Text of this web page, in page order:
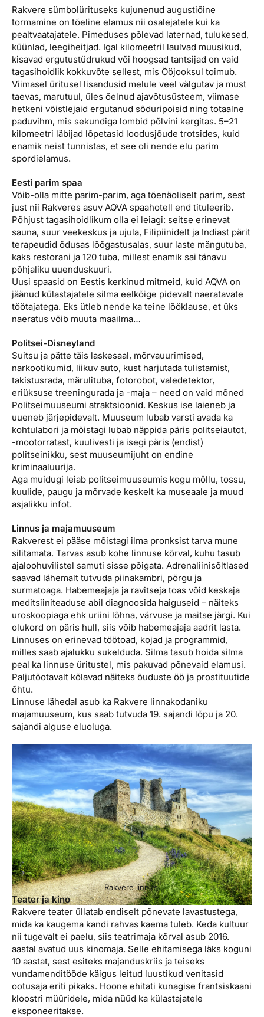
Rakvere sümbolürituseks kujunenud augustiöine
tormamine on tõeline elamus nii osalejatele kui ka
pealtvaatajatele. Pimeduses põlevad laternad, tulukesed,
küünlad, leegiheitjad. Igal kilomeetril laulvad muusikud,
kisavad ergutustüdrukud või hoogsad tantsijad on vaid
tagasihoidlik kokkuvõte sellest, mis Ööjooksul toimub.
Viimasel üritusel lisandusid melule veel välgutav ja must
taevas, marutuul, üles öelnud ajavõtusüsteem, viimase
hetkeni võistlejaid ergutanud sõduripoisid ning totaalne
paduvihm, mis sekundiga lombid põlvini kergitas. 5–21
kilomeetri läbijad lõpetasid loodusjõude trotsides, kuid
enamik neist tunnistas, et see oli nende elu parim
spordielamus.
Eesti parim spaa
Võib-olla mitte parim-parim, aga tõenäoliselt parim, sest
just nii Rakveres asuv AQVA spaahotell end tituleerib.
Põhjust tagasihoidlikum olla ei leiagi: seitse erinevat
sauna, suur veekeskus ja ujula, Filipiinidelt ja Indiast pärit
terapeudid õdusas lõõgastusalas, suur laste mängutuba,
kaks restorani ja 120 tuba, millest enamik sai tänavu
põhjaliku uuenduskuuri.
Uusi spaasid on Eestis kerkinud mitmeid, kuid AQVA on
jäänud külastajatele silma eelkõige pidevalt naeratavate
töötajatega. Eks ütleb nende ka teine lööklause, et üks
naeratus võib muuta maailma…
Politsei-Disneyland
Suitsu ja pätte täis laskesaal, mõrvauurimised,
narkootikumid, liikuv auto, kust harjutada tulistamist,
takistusrada, märulituba, fotorobot, valedetektor,
eriüksuse treeningurada ja -maja – need on vaid mõned
Politseimuuseumi atraktsioonid. Keskus ise laieneb ja
uueneb järjepidevalt. Muuseum lubab varsti avada ka
kohtulabori ja mõistagi lubab näppida päris politseiautot,
-mootorratast, kuulivesti ja isegi päris (endist)
politseinikku, sest muuseumijuht on endine
kriminaaluurija.
Aga muidugi leiab politseimuuseumis kogu möllu, tossu,
kuulide, paugu ja mõrvade keskelt ka museaale ja muud
asjalikku infot.
Linnus ja majamuuseum
Rakverest ei pääse mõistagi ilma pronksist tarva mune
silitamata. Tarvas asub kohe linnuse kõrval, kuhu tasub
ajaloohuvilistel samuti sisse põigata. Adrenaliinisõltlased
saavad lähemalt tutvuda piinakambri, põrgu ja
surmatoaga. Habemeajaja ja ravitseja toas võid keskaja
meditsiiniteaduse abil diagnoosida haiguseid – näiteks
uroskoopiaga ehk uriini lõhna, värvuse ja maitse järgi. Kui
olukord on päris hull, siis võib habemeajaja aadrit lasta.
Linnuses on erinevad töötoad, kojad ja programmid,
milles saab ajalukku sukelduda. Silma tasub hoida silma
peal ka linnuse üritustel, mis pakuvad põnevaid elamusi.
Paljutõotavalt kõlavad näiteks õuduste öö ja prostituutide
õhtu.
Linnuse lähedal asub ka Rakvere linnakodaniku
majamuuseum, kus saab tutvuda 19. sajandi lõpu ja 20.
sajandi alguse eluoluga.
Rakvere linnus.
Teater ja kino
Rakvere teater üllatab endiselt põnevate lavastustega,
mida ka kaugema kandi rahvas kaema tuleb. Keda kultuur
nii tugevalt ei paelu, siis teatrimaja kõrval asub 2016.
aastal avatud uus kinomaja. Selle ehitamisega läks koguni
10 aastat, sest esiteks majanduskriis ja teiseks
vundamenditööde käigus leitud luustikud venitasid
ootusaja eriti pikaks. Hoone ehitati kunagise frantsiskaani
kloostri müüridele, mida nüüd ka külastajatele
eksponeeritakse.